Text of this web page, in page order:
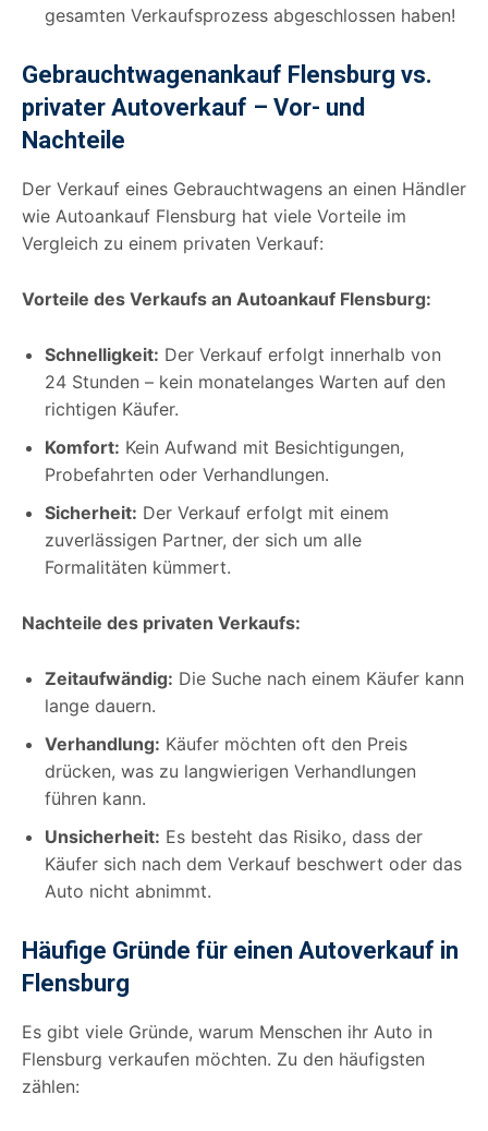
gesamten Verkaufsprozess abgeschlossen haben!
Gebrauchtwagenankauf Flensburg vs.
privater Autoverkauf – Vor- und
Nachteile
Der Verkauf eines Gebrauchtwagens an einen Händler
wie Autoankauf Flensburg hat viele Vorteile im
Vergleich zu einem privaten Verkauf:
Vorteile des Verkaufs an Autoankauf Flensburg:
Schnelligkeit: Der Verkauf erfolgt innerhalb von
24 Stunden – kein monatelanges Warten auf den
richtigen Käufer.
Komfort: Kein Aufwand mit Besichtigungen,
Probefahrten oder Verhandlungen.
Sicherheit: Der Verkauf erfolgt mit einem
zuverlässigen Partner, der sich um alle
Formalitäten kümmert.
Nachteile des privaten Verkaufs:
Zeitaufwändig: Die Suche nach einem Käufer kann
lange dauern.
Verhandlung: Käufer möchten oft den Preis
drücken, was zu langwierigen Verhandlungen
führen kann.
Unsicherheit: Es besteht das Risiko, dass der
Käufer sich nach dem Verkauf beschwert oder das
Auto nicht abnimmt.
Häufige Gründe für einen Autoverkauf in
Flensburg
Es gibt viele Gründe, warum Menschen ihr Auto in
Flensburg verkaufen möchten. Zu den häufigsten
zählen: